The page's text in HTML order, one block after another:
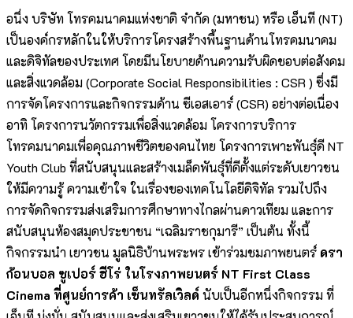
อนึ่ง บริษัท โทรคมนาคมแห่งชาติ จำกัด (มหาชน) หรือ เอ็นที (NT)
เป็นองค์กรหลักในให้บริการโครงสร้างพื้นฐานด้านโทรคมนาคม
และดิจิทัลของประเทศ โดยมีนโยบายด้านความรับผิดชอบต่อสังคม
และสิ่งแวดล้อม (Corporate Social Responsibilities : CSR ) ซึ่งมี
การจัดโครงการและกิจกรรมด้าน ซีเอสเอาร์ (CSR) อย่างต่อเนื่อง
อาทิ โครงการนวัตกรรมเพื่อสิ่งแวดล้อม โครงการบริการ
โทรคมนาคมเพื่อคุณภาพชีวิตของคนไทย โครงการเพาะพันธุ์ดี NT
Youth Club ที่สนับสนุนและสร้างเมล็ดพันธุ์ที่ดีตั้งแต่ระดับเยาวชน
ให้มีความรู้ ความเข้าใจ ในเรื่องของเทคโนโลยีดิจิทัล รวมไปถึง
การจัดกิจกรรมส่งเสริมการศึกษาทางไกลผ่านดาวเทียม และการ
สนับสนุนห้องสมุดประชาชน “เฉลิมราชกุมารี” เป็นต้น ทั้งนี้
กิจกรรมนำ เยาวชน มูลนิธิบ้านพระพร เข้าร่วมชมภาพยนตร์ ดรา
ก้อนบอล ซูเปอร์ ฮีโร่ ในโรงภาพยนตร์ NT First Class
Cinema ที่ศูนย์การค้า เซ็นทรัลเวิลด์ นับเป็นอีกหนึ่งกิจกรรม ที่